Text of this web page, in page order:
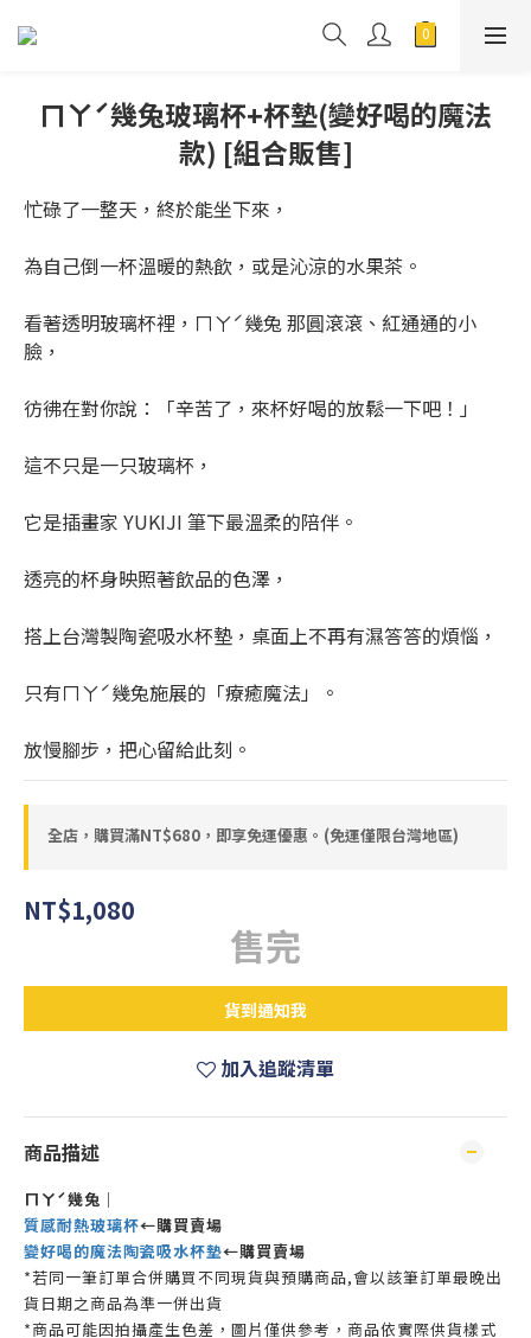
ㄇㄚˊ幾兔玻璃杯+杯墊(變好喝的魔法
款) [組合販售]
忙碌了一整天，終於能坐下來，
為自己倒一杯溫暖的熱飲，或是沁涼的水果茶。
看著透明玻璃杯裡，ㄇㄚˊ幾兔 那圓滾滾、紅通通的小
臉，
彷彿在對你說：「辛苦了，來杯好喝的放鬆一下吧！」
這不只是一只玻璃杯，
它是插畫家 YUKIJI 筆下最溫柔的陪伴。
透亮的杯身映照著飲品的色澤，
搭上台灣製陶瓷吸水杯墊，桌面上不再有濕答答的煩惱，
只有ㄇㄚˊ幾兔施展的「療癒魔法」。
放慢腳步，把心留給此刻。
全店，購買滿NT$680，即享免運優惠。(免運僅限台灣地區)
NT$1,080
售完
貨到通知我
加入追蹤清單
商品描述
ㄇㄚˊ幾兔｜
質感耐熱玻璃杯←購買賣場
變好喝的魔法陶瓷吸水杯墊←購買賣場
*若同一筆訂單合併購買不同現貨與預購商品,會以該筆訂單最晚出
貨日期之商品為準一併出貨
*商品可能因拍攝產生色差，圖片僅供參考，商品依實際供貨樣式